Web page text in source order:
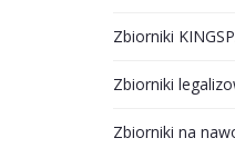
Zbiorniki
Zbiorniki
Zbiorniki na